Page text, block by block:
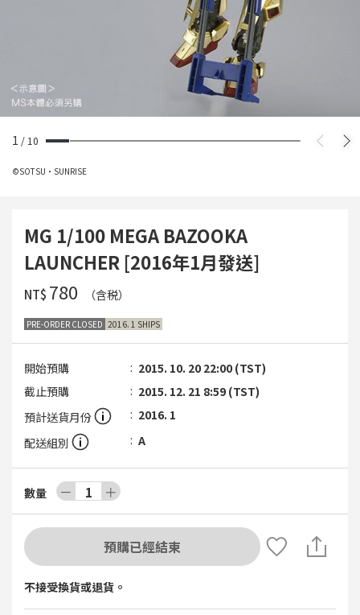
1 / 10
©SOTSU・SUNRISE
MG 1/100 MEGA BAZOOKA
LAUNCHER [2016年1月發送]
NT$ ‌780 （含税）
PRE-ORDER CLOSED 2016. 1 SHIPS
開始預購
2015. 10. 20 22:00 (TST)
截止預購
2015. 12. 21 8:59 (TST)
預計送貨月份
2016. 1
配送組別
A
數量 － 1 ＋
預購已經結束
不接受換貨或退貨。